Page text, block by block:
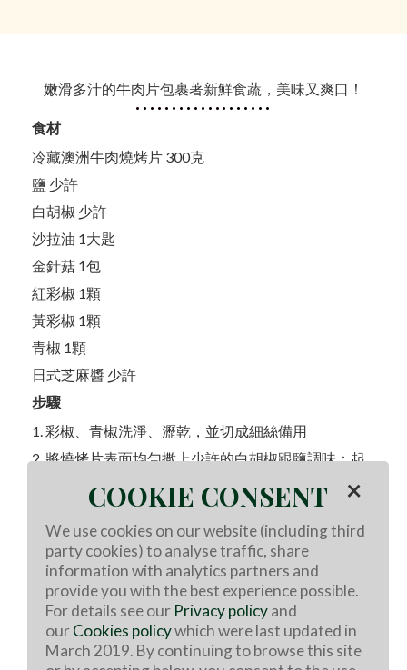
嫩滑多汁的牛肉片包裹著新鮮食蔬，美味又爽口！
食材
冷藏澳洲牛肉燒烤片 300克
鹽 少許
白胡椒 少許
沙拉油 1大匙
金針菇 1包
紅彩椒 1顆
黃彩椒 1顆
青椒 1顆
日式芝麻醬 少許
步驟
1. 彩椒、青椒洗淨、瀝乾，並切成細絲備用
2. 將燒烤片表面均勻撒上少許的白胡椒跟鹽調味；起
3. 將煎好的牛肉片捲入金針菇、紅黃彩椒絲、青椒
絲，並適當切除肉片下方多出來的蔬菜，較為美觀
4. 淋上少許日式芝麻醬即可
澳洲牛羊肉哪裡買
COOKIE CONSENT ×
We use cookies on our website (including third
party cookies) to analyse traffic, share
information with analytics partners and
provide you with the best experience possible.
For details see our Privacy policyand
ourCookies policywhich were last updated in
March 2019. By continuing to browse this site